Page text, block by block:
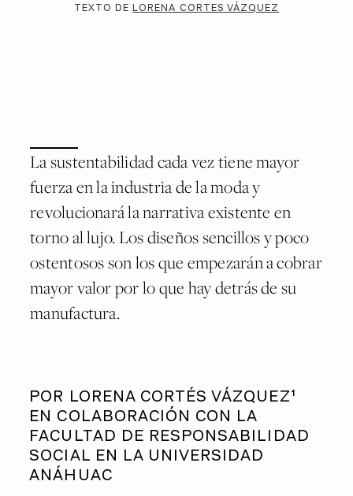
TEXTO DELORENA CORTES VÁZQUEZ
La sustentabilidad cada vez tiene mayor
fuerza en la industria de la moda y
revolucionará la narrativa existente en
torno al lujo. Los diseños sencillos y poco
ostentosos son los que empezarán a cobrar
mayor valor por lo que hay detrás de su
manufactura.
POR LORENA CORTÉS VÁZQUEZ¹
EN COLABORACIÓN CON LA
FACULTAD DE RESPONSABILIDAD
SOCIAL EN LA UNIVERSIDAD
ANÁHUAC